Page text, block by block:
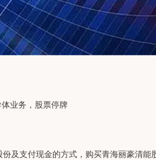
业务，股票停牌
支付现金的方式，购买青海丽豪清能
1.42% 沪深300 4694.44